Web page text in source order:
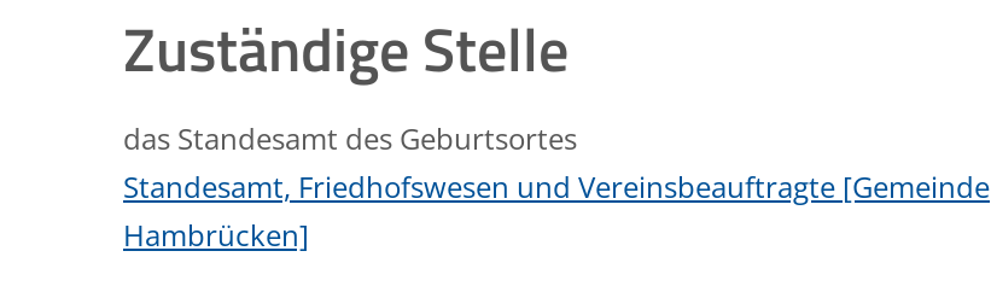
Zuständige Stelle
das Standesamt des Geburtsortes
Standesamt, Friedhofswesen und Vereinsbeauftragte [Gemeinde
Hambrücken]